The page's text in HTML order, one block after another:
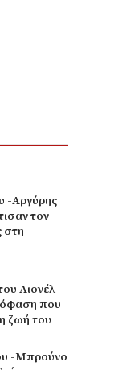
-Αργύρης
τον
στη
Λιονέλ
που
ζωή του
-Μπρούνο